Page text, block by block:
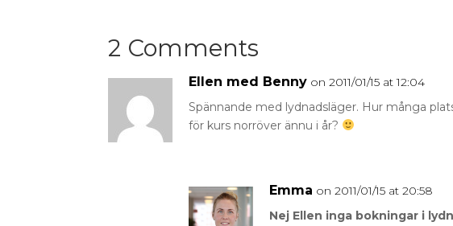
2 Comments
Ellen med Benny on 2011/01/15 at 12:04
Spännande med lydnadsläger. Hur många
för kurs norröver ännu i år?
Emma on 2011/01/15 at 20:58
Nej Ellen inga bokningar i